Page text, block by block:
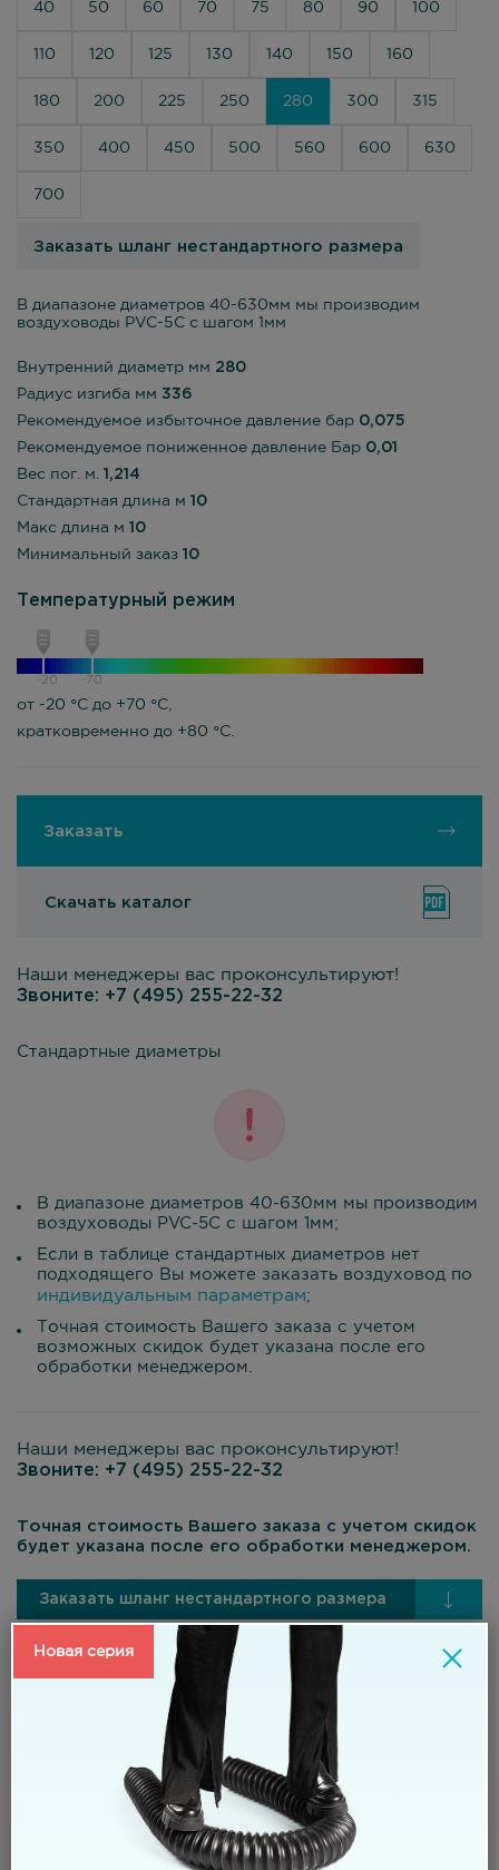
40 50 60 70 75 80 90 100
110 120 125 130 140 150 160
180 200 225 250 280 300 315
350 400 450 500 560 600 630
700
Заказать шланг нестандартного размера
В диапазоне диаметров 40-630мм мы производим
воздуховоды PVC-5C с шагом 1мм
Внутренний диаметр мм 280
Радиус изгиба мм 336
Рекомендуемое избыточное давление бар 0,075
Рекомендуемое пониженное давление Бар 0,01
Вес пог. м. 1,214
Стандартная длина м 10
Макс длина м 10
Минимальный заказ 10
Температурный режим
-20 70
от -20 °С до +70 °С,
кратковременно до +80 °С.
Заказать
Скачать каталог
Наши менеджеры вас проконсультируют!
Звоните: +7 (495) 255-22-32
стенка шланга – мягкий прозрачный ПВХ;
спираль - высокоуглеродистая стальная проволока с
антикоррозионным покрытие.
Стандартные диаметры
В диапазоне диаметров 40-630мм мы производим
воздуховоды PVC-5C с шагом 1мм;
Если в таблице стандартных диаметров нет
подходящего Вы можете заказать воздуховод по
индивидуальным параметрам;
Точная стоимость Вашего заказа с учетом
возможных скидок будет указана после его
обработки менеджером.
Наши менеджеры вас проконсультируют!
Звоните: +7 (495) 255-22-32
Точная стоимость Вашего заказа с учетом скидок
будет указана после его обработки менеджером.
Заказать шланг нестандартного размера
Новая серия